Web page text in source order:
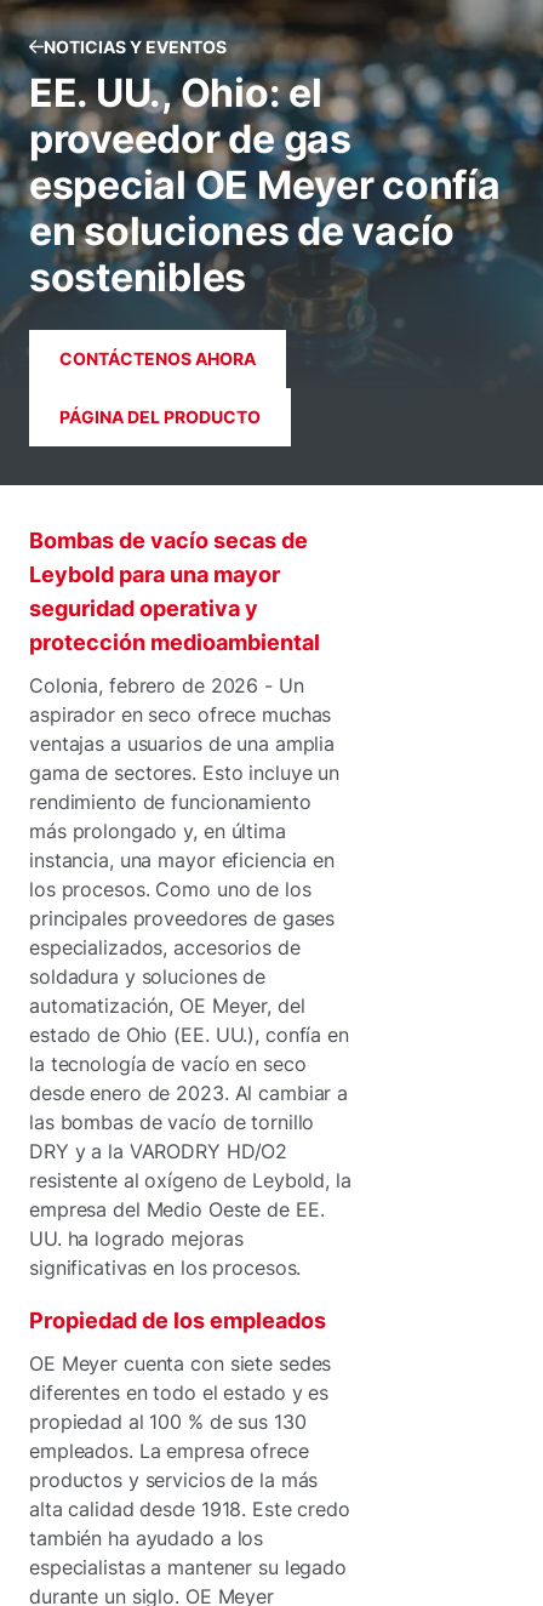
NOTICIAS Y EVENTOS
EE. UU., Ohio: el
proveedor de gas
especial OE Meyer confía
en soluciones de vacío
sostenibles
CONTÁCTENOS AHORA
PÁGINA DEL PRODUCTO
Bombas de vacío secas de
Leybold para una mayor
seguridad operativa y
protección medioambiental
Colonia, febrero de 2026 - Un
aspirador en seco ofrece muchas
ventajas a usuarios de una amplia
gama de sectores. Esto incluye un
rendimiento de funcionamiento
más prolongado y, en última
instancia, una mayor eficiencia en
los procesos. Como uno de los
principales proveedores de gases
especializados, accesorios de
soldadura y soluciones de
automatización, OE Meyer, del
estado de Ohio (EE. UU.), confía en
la tecnología de vacío en seco
desde enero de 2023. Al cambiar a
las bombas de vacío de tornillo
DRY y a la VARODRY HD/O2
resistente al oxígeno de Leybold, la
empresa del Medio Oeste de EE.
UU. ha logrado mejoras
significativas en los procesos.
Propiedad de los empleados
OE Meyer cuenta con siete sedes
diferentes en todo el estado y es
propiedad al 100 % de sus 130
empleados. La empresa ofrece
productos y servicios de la más
alta calidad desde 1918. Este credo
también ha ayudado a los
especialistas a mantener su legado
durante un siglo. OE Meyer